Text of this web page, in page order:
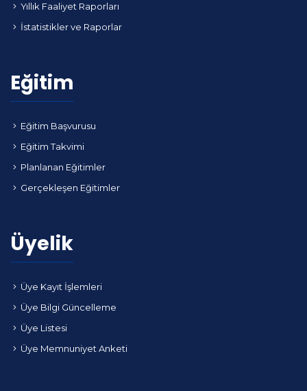
Yıllık Faaliyet Raporları
İstatistikler ve Raporlar
Eğitim
Eğitim Başvurusu
Eğitim Takvimi
Planlanan Eğitimler
Gerçekleşen Eğitimler
Üyelik
Üye Kayıt İşlemleri
Üye Bilgi Güncelleme
Üye Listesi
Üye Memnuniyet Anketi